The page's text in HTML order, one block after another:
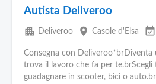
Autista Deliveroo
apartment Deliveroo place Casole d'Elsa event_available
Consegna con Deliveroo*brDiventa
trova il lavoro che fa per
guadagnare in scooter, bici o